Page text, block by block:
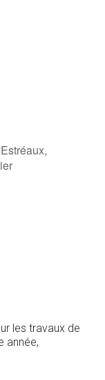
les travaux de
année,